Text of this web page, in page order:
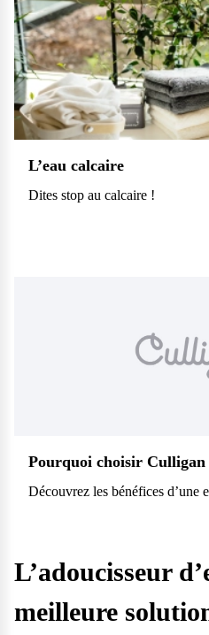
L’eau calcaire
Dites stop au calcaire !
Pourquoi choisir Culligan
Découvrez les bénéfices d’une
L’adoucisseur
meilleure
Contactez notre